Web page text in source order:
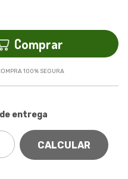
Comprar
100% SEGURA
entrega
CALCULAR